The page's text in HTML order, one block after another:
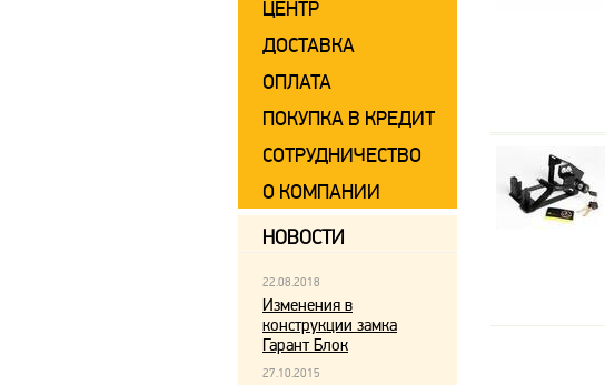
ЦЕНТР
ДОСТАВКА
ОПЛАТА
ПОКУПКА В КРЕДИТ
СОТРУДНИЧЕСТВО
О КОМПАНИИ
НОВОСТИ
22.08.2018
Изменения в
конструкции замка
Гарант Блок
27.10.2015